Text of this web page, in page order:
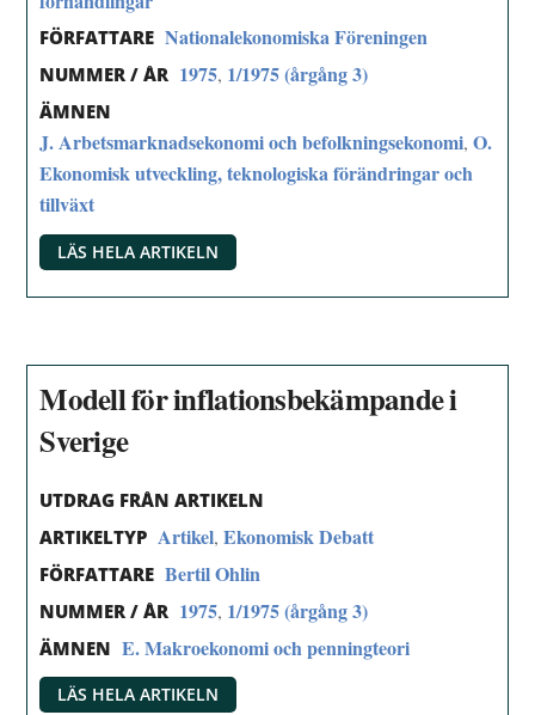
FÖRFATTARE Nationalekonomiska Föreningen
NUMMER / ÅR 1975, 1/1975 (årgång 3)
ÄMNEN
J. Arbetsmarknadsekonomi och befolkningsekonomi,O.
Ekonomisk utveckling, teknologiska förändringar och
tillväxt
LÄS HELA ARTIKELN
Modell för inflationsbekämpande i
Sverige
UTDRAG FRÅN ARTIKELN
ARTIKELTYP Artikel,Ekonomisk Debatt
FÖRFATTARE Bertil Ohlin
NUMMER / ÅR 1975, 1/1975 (årgång 3)
ÄMNEN E. Makroekonomi och penningteori
LÄS HELA ARTIKELN